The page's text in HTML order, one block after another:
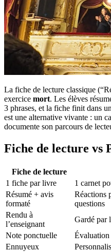
La fiche de lecture classique
exercice mort. Les élèves
3 phrases, et la fiche finit dans
est une alternative vivante : un
documente son parcours de
Fiche de lecture vs
Fiche de lecture
1 fiche par livre
1 carnet
Résumé + avis
formaté
Réactions
questions
Rendu à
l’enseignant
Gardé par
Note ponctuelle
Ennuyeux